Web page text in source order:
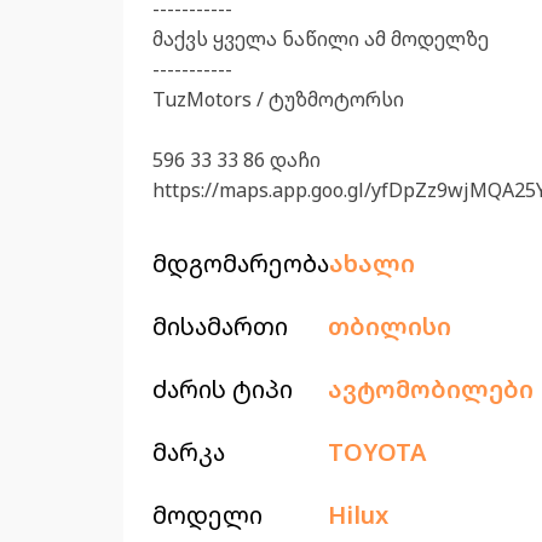
-----------
მაქვს ყველა ნაწილი ამ მოდელზე
-----------
TuzMotors / ტუზმოტორსი
596 33 33 86 დაჩი
https://maps.app.goo.gl/
მდგომარეობაახალი
მისამართი
თბილისი
ძარის ტიპი
ავტომობილები
მარკა
TOYOTA
მოდელი
Hilux